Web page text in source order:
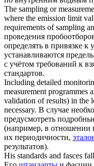
The sampling or
where the emission limit
requirements of sampling
проведения
определять в привязке
устанавливаются
с учётом требований к
стандартов.
Including detailed
measurement programmes
validation of results) in the
necessary. В случае
предусмотреть
(например, в отношении
их периодичности,
результатов).
His standards and fasces